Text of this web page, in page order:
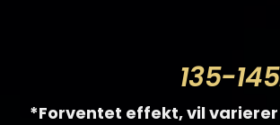
135-
*Forventet effekt, vil